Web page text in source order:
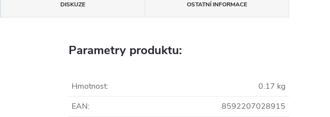
DISKUZE OSTATNÍ INFORMACE
Parametry produktu:
Hmotnost:
0.17 kg
EAN:
8592207028915